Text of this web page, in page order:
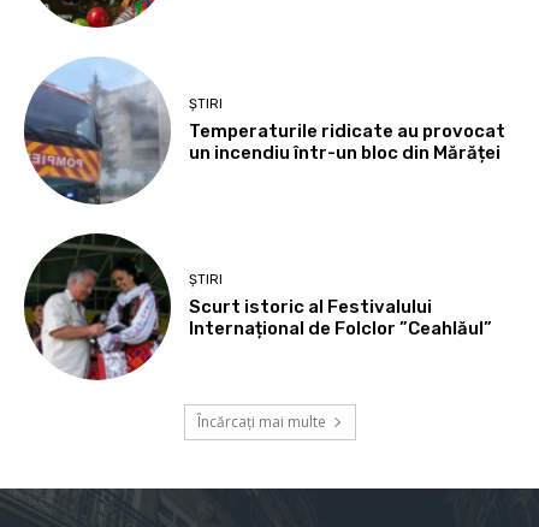
ȘTIRI
Temperaturile ridicate au provocat
un incendiu într-un bloc din Mărăței
ȘTIRI
Scurt istoric al Festivalului
Internațional de Folclor ”Ceahlăul”
Încărcați mai multe